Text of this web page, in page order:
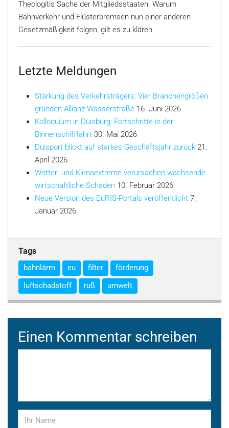
Theologitis Sache der Mitgliedsstaaten. Warum
Bahnverkehr und Flüsterbremsen nun einer anderen
Gesetzmäßigkeit folgen, gilt es zu klären.
Letzte Meldungen
Stärkung des Verkehrsträgers: Vier Branchengrößen
gründen Allianz Wasserstraße 16. Juni 2026
Kolloquium in Duisburg: Fortschritte in der
Binnenschifffahrt 30. Mai 2026
Duisport blickt auf starkes Geschäftsjahr zurück 21.
April 2026
Wetter- und Klimaextreme verursachen wachsende
wirtschaftliche Schäden 10. Februar 2026
Neue Version des EuRIS-Portals veröffentlicht 7.
Januar 2026
Tags
bahnlärm eu filter
förderung
luftschadstoff
ruß umwelt
Einen Kommentar schreiben